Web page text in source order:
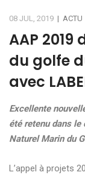
08 JUL, 2019 | ACTU
AAP
du golfe
avec
Excellente
été retenu dans le
Naturel Marin du
L’appel à projets